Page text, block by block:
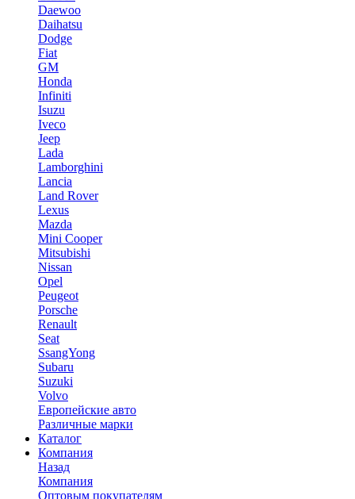
Daewoo
Daihatsu
Dodge
Fiat
GM
Honda
Infiniti
Isuzu
Iveco
Jeep
Lada
Lamborghini
Lancia
Land Rover
Lexus
Mazda
Mini Cooper
Mitsubishi
Nissan
Opel
Peugeot
Porsche
Renault
Seat
SsangYong
Subaru
Suzuki
Volvo
Европейские авто
Различные марки
Каталог
Компания
Назад
Компания
Оптовым покупателям